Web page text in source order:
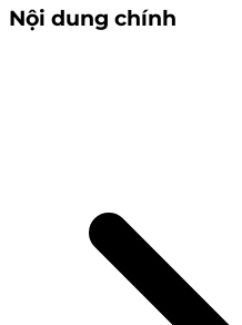
Nội dung chính